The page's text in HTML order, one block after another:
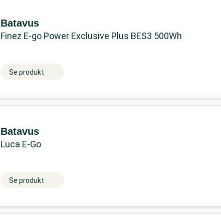
Batavus
Finez E-go Power Exclusive Plus BES3 500Wh
Se produkt
Batavus
Luca E-Go
Se produkt